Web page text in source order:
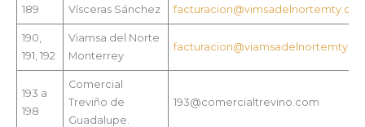
189 Vísceras Sánchez
190,
191, 192
Viamsa del Norte
Monterrey
193 a
198
Comercial
Treviño de
Guadalupe.
193@comercialtrevino.com